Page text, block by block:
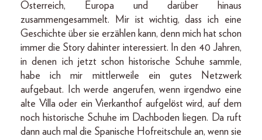
Österreich, Europa und darüber hinaus
zusammengesammelt. Mir ist wichtig, dass ich eine
Geschichte über sie erzählen kann, denn mich hat schon
immer die Story dahinter interessiert. In den 40 Jahren,
in denen ich jetzt schon historische Schuhe sammle,
habe ich mir mittlerweile ein gutes Netzwerk
aufgebaut. Ich werde angerufen, wenn irgendwo eine
alte Villa oder ein Vierkanthof aufgelöst wird, auf dem
noch historische Schuhe im Dachboden liegen. Da ruft
dann auch mal die Spanische Hofreitschule an, wenn sie